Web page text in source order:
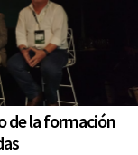
de la formación